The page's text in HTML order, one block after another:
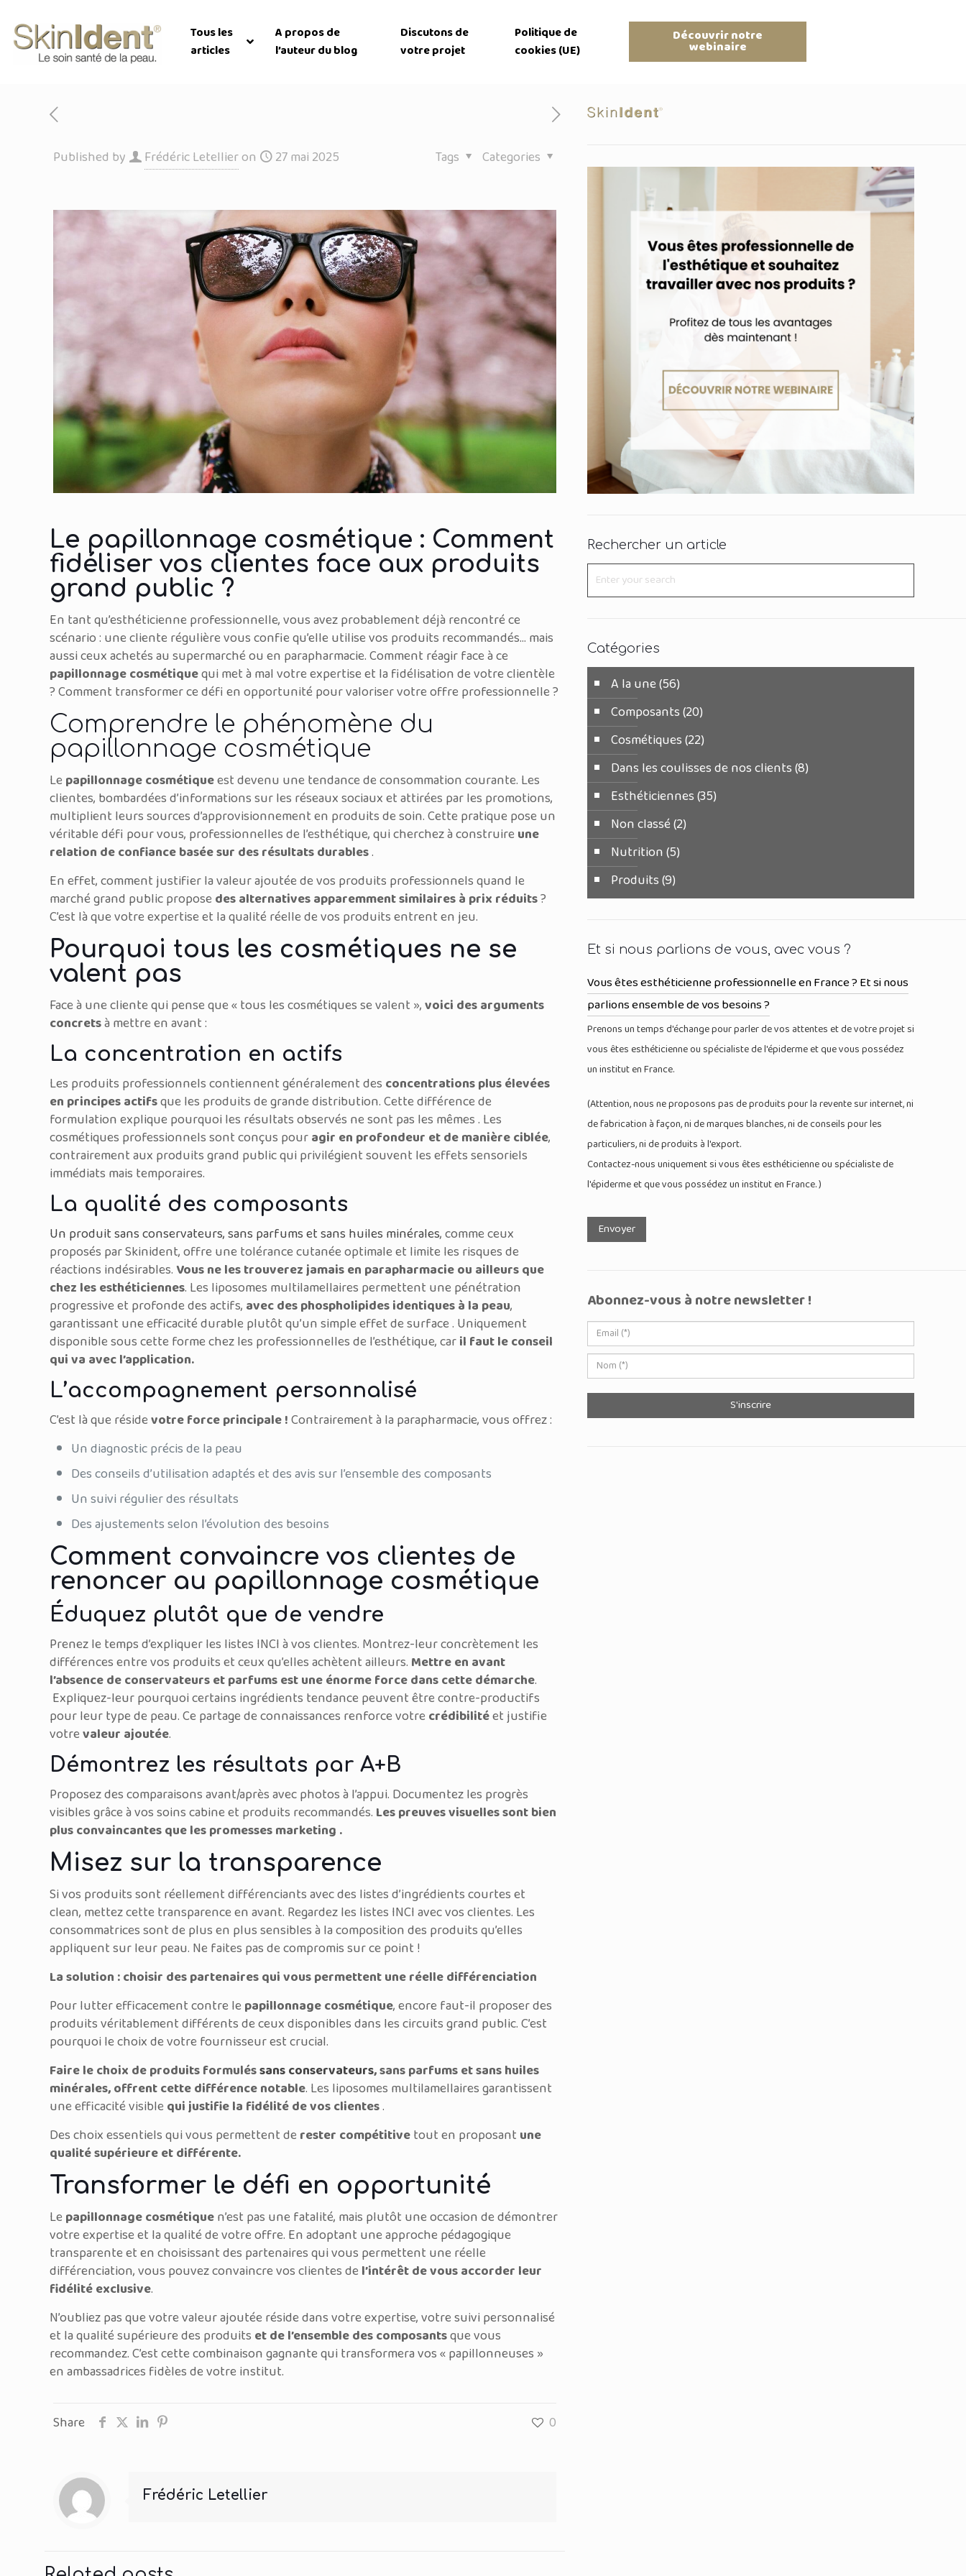
Tous les
articles
A propos de
l’auteur du blog
Discutons de
votre projet
Politique de
cookies (UE)
Découvrir notre
webinaire
Published by Frédéric Letellieron 27 mai 2025 Categories
Tags
Le papillonnage cosmétique : Comment
fidéliser vos clientes face aux produits
grand public ?
En tant qu’esthéticienne professionnelle, vous avez probablement déjà rencontré ce
scénario : une cliente régulière vous confie qu’elle utilise vos produits recommandés… mais
aussi ceux achetés au supermarché ou en parapharmacie. Comment réagir face à ce
papillonnage cosmétiquequi met à mal votre expertise et la fidélisation de votre clientèle
? Comment transformer ce défi en opportunité pour valoriser votre offre professionnelle ?
Comprendre le phénomène du
papillonnage cosmétique
Lepapillonnage cosmétiqueest devenu une tendance de consommation courante. Les
clientes, bombardées d’informations sur les réseaux sociaux et attirées par les promotions,
multiplient leurs sources d’approvisionnement en produits de soin. Cette pratique pose un
véritable défi pour vous, professionnelles de l’esthétique, qui cherchez à construireune
relation de confiance basée sur des résultats durables.
En effet, comment justifier la valeur ajoutée de vos produits professionnels quand le
marché grand public proposedes alternatives apparemment similaires à prix réduits?
C’est là que votre expertise et la qualité réelle de vos produits entrent en jeu.
Pourquoi tous les cosmétiques ne se
valent pas
Face à une cliente qui pense que « tous les cosmétiques se valent »,voici des arguments
concretsà mettre en avant :
La concentration en actifs
Les produits professionnels contiennent généralement desconcentrations plus élevées
en principes actifsque les produits de grande distribution. Cette différence de
formulation explique pourquoi les résultats observés ne sont pas les mêmes . Les
cosmétiques professionnels sont conçus pouragir en profondeur et de manière ciblée,
contrairement aux produits grand public qui privilégient souvent les effets sensoriels
immédiats mais temporaires.
La qualité des composants
Un produit sans conservateurs, sans parfums et sans huiles minérales, comme ceux
proposés par Skinident, offre une tolérance cutanée optimale et limite les risques de
réactions indésirables.Vous ne les trouverez jamais en parapharmacie ou ailleurs que
chez les esthéticiennes. Les liposomes multilamellaires permettent une pénétration
progressive et profonde des actifs,avec des phospholipides identiques à la peau,
garantissant une efficacité durable plutôt qu’un simple effet de surface . Uniquement
disponible sous cette forme chez les professionnelles de l’esthétique, caril faut le conseil
qui va avec l’application.
L’accompagnement personnalisé
C’est là que résidevotre force principale !Contrairement à la parapharmacie, vous offrez :
Un diagnostic précis de la peau
Des conseils d’utilisation adaptés et des avis sur l’ensemble des composants
Un suivi régulier des résultats
Des ajustements selon l’évolution des besoins
Comment convaincre vos clientes de
renoncer au papillonnage cosmétique
Éduquez plutôt que de vendre
Prenez le temps d’expliquer les listes INCI à vos clientes. Montrez-leur concrètement les
différences entre vos produits et ceux qu’elles achètent ailleurs.Mettre en avant
l’absence de conservateurs et parfums est une énorme force dans cette démarche.
Expliquez-leur pourquoi certains ingrédients tendance peuvent être contre-productifs
pour leur type de peau. Ce partage de connaissances renforce votrecrédibilitéet justifie
votrevaleur ajoutée.
Démontrez les résultats par A+B
Proposez des comparaisons avant/après avec photos à l’appui. Documentez les progrès
visibles grâce à vos soins cabine et produits recommandés.Les preuves visuelles sont bien
plus convaincantes que les promesses marketing .
Misez sur la transparence
Si vos produits sont réellement différenciants avec des listes d’ingrédients courtes et
clean, mettez cette transparence en avant. Regardez les listes INCI avec vos clientes. Les
consommatrices sont de plus en plus sensibles à la composition des produits qu’elles
appliquent sur leur peau. Ne faites pas de compromis sur ce point !
La solution : choisir des partenaires qui vous permettent une réelle différenciation
Pour lutter efficacement contre lepapillonnage cosmétique, encore faut-il proposer des
produits véritablement différents de ceux disponibles dans les circuits grand public. C’est
pourquoi le choix de votre fournisseur est crucial.
Faire le choix de produits formuléssans conservateurs, sans parfums et sans huiles
minérales, offrent cette différence notable. Les liposomes multilamellaires garantissent
une efficacité visiblequi justifie la fidélité de vos clientes.
Des choix essentiels qui vous permettent derester compétitivetout en proposantune
qualité supérieure et différente.
Transformer le défi en opportunité
Lepapillonnage cosmétiquen’est pas une fatalité, mais plutôt une occasion de démontrer
votre expertise et la qualité de votre offre. En adoptant une approche pédagogique
transparente et en choisissant des partenaires qui vous permettent une réelle
différenciation, vous pouvez convaincre vos clientes del’intérêt de vous accorder leur
fidélité exclusive.
N’oubliez pas que votre valeur ajoutée réside dans votre expertise, votre suivi personnalisé
et la qualité supérieure des produitset de l’ensemble des composantsque vous
recommandez. C’est cette combinaison gagnante qui transformera vos « papillonneuses »
en ambassadrices fidèles de votre institut.
Share 0
Frédéric Letellier
Rechercher un article
Catégories
A la une(56)
Composants(20)
Cosmétiques(22)
Dans les coulisses de nos clients(8)
Esthéticiennes(35)
Non classé(2)
Nutrition(5)
Produits(9)
Et si nous parlions de vous, avec vous ?
Vous êtes esthéticienne professionnelle en France ? Et si nous
parlions ensemble de vos besoins ?
Prenons un temps d'échange pour parler de vos attentes et de votre projet si
vous êtes esthéticienne ou spécialiste de l'épiderme et que vous possédez
un institut en France.
(Attention, nous ne proposons pas de produits pour la revente sur internet, ni
de fabrication à façon, ni de marques blanches, ni de conseils pour les
particuliers, ni de produits à l'export.
Contactez-nous uniquement si vous êtes esthéticienne ou spécialiste de
l'épiderme et que vous possédez un institut en France. )
Envoyer
Abonnez-vous à notre newsletter !